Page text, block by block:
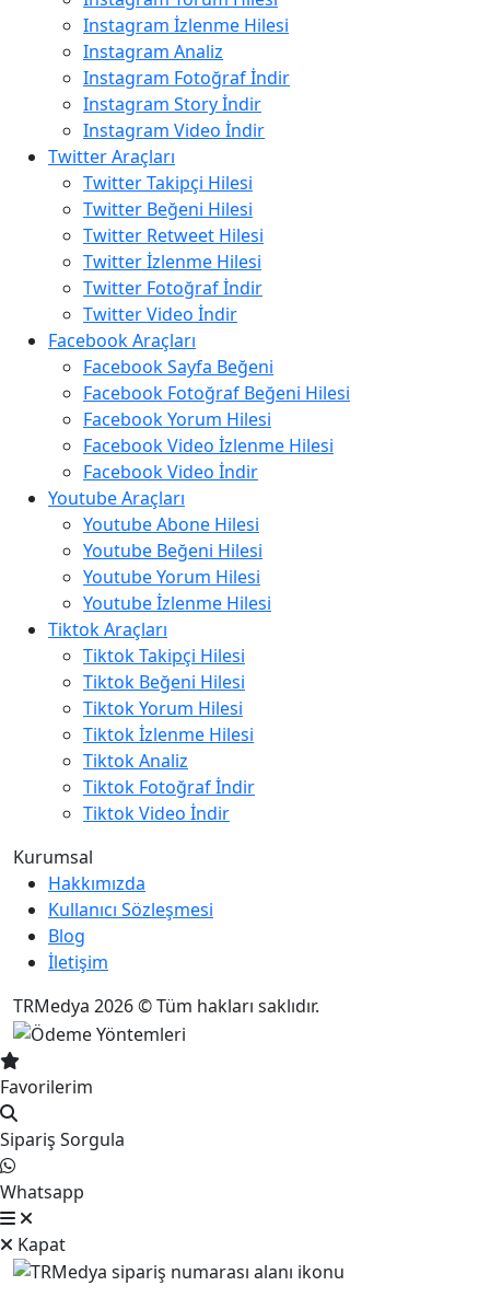
Instagram İzlenme Hilesi
Instagram Analiz
Instagram Fotoğraf İndir
Instagram Story İndir
Instagram Video İndir
Twitter Araçları
Twitter Takipçi Hilesi
Twitter Beğeni Hilesi
Twitter Retweet Hilesi
Twitter İzlenme Hilesi
Twitter Fotoğraf İndir
Twitter Video İndir
Facebook Araçları
Facebook Sayfa Beğeni
Facebook Fotoğraf Beğeni Hilesi
Facebook Yorum Hilesi
Facebook Video İzlenme Hilesi
Facebook Video İndir
Youtube Araçları
Youtube Abone Hilesi
Youtube Beğeni Hilesi
Youtube Yorum Hilesi
Youtube İzlenme Hilesi
Tiktok Araçları
Tiktok Takipçi Hilesi
Tiktok Beğeni Hilesi
Tiktok Yorum Hilesi
Tiktok İzlenme Hilesi
Tiktok Analiz
Tiktok Fotoğraf İndir
Tiktok Video İndir
Kurumsal
Hakkımızda
Kullanıcı Sözleşmesi
Blog
İletişim
TRMedya 2026 © Tüm hakları saklıdır.
Favorilerim
Sipariş Sorgula
Whatsapp
Kapat